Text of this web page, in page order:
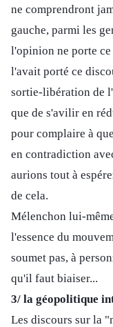
ne comprendront
gauche, parmi les
l'opinion ne porte
l'avait porté ce
sortie-libération de
que de s'avilir en
pour complaire à
en contradiction
aurions tout à
de cela.
Mélenchon lui-
l'essence du
soumet pas, à
qu'il faut biaiser...
3/ la géopolitique
Les discours sur la